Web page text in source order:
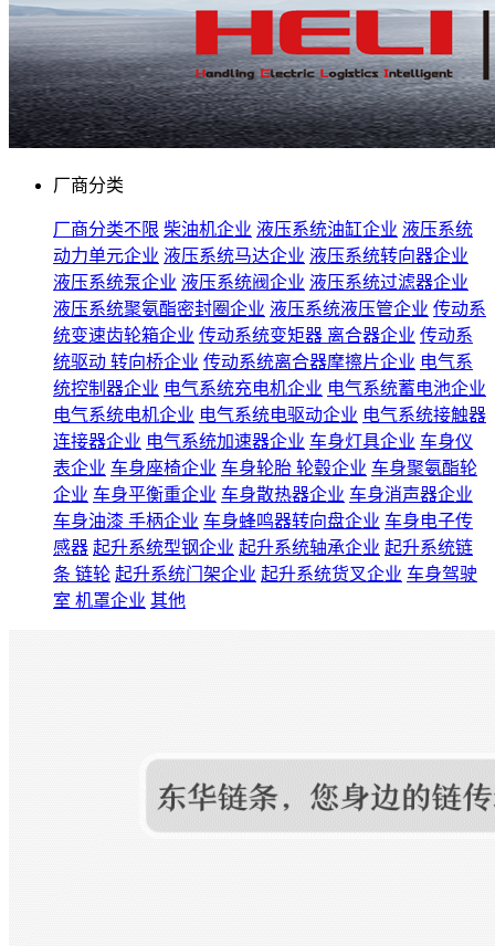
厂商分类
厂商分类不限 柴油机企业 液压系统油缸企业 液压系统
动力单元企业 液压系统马达企业 液压系统转向器企业
液压系统泵企业 液压系统阀企业 液压系统过滤器企业
液压系统聚氨酯密封圈企业 液压系统液压管企业 传动系
统变速齿轮箱企业 传动系统变矩器 离合器企业 传动系
统驱动 转向桥企业 传动系统离合器摩擦片企业 电气系
统控制器企业 电气系统充电机企业 电气系统蓄电池企业
电气系统电机企业 电气系统电驱动企业 电气系统接触器
连接器企业 电气系统加速器企业 车身灯具企业 车身仪
表企业 车身座椅企业 车身轮胎 轮毂企业 车身聚氨酯轮
企业 车身平衡重企业 车身散热器企业 车身消声器企业
车身油漆 手柄企业 车身蜂鸣器转向盘企业 车身电子传
感器 起升系统型钢企业 起升系统轴承企业 起升系统链
条 链轮 起升系统门架企业 起升系统货叉企业 车身驾驶
室 机罩企业 其他